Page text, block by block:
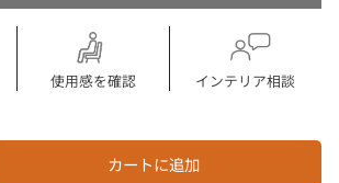
使用感を確認 インテリア相談
カートに追加